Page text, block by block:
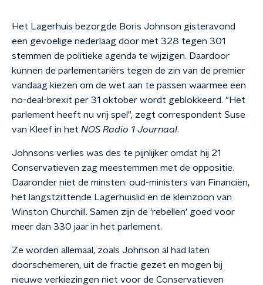
Het Lagerhuis bezorgde Boris Johnson gisteravond
een gevoelige nederlaag door met 328 tegen 301
stemmen de politieke agenda te wijzigen. Daardoor
kunnen de parlementariërs tegen de zin van de premier
vandaag kiezen om de wet aan te passen waarmee een
no-deal-brexit per 31 oktober wordt geblokkeerd. "Het
parlement heeft nu vrij spel", zegt correspondent Suse
van Kleef in het NOS Radio 1 Journaal.
Johnsons verlies was des te pijnlijker omdat hij 21
Conservatieven zag meestemmen met de oppositie.
Daaronder niet de minsten: oud-ministers van Financiën,
het langstzittende Lagerhuislid en de kleinzoon van
Winston Churchill. Samen zijn de 'rebellen' goed voor
meer dan 330 jaar in het parlement.
Ze worden allemaal, zoals Johnson al had laten
doorschemeren, uit de fractie gezet en mogen bij
nieuwe verkiezingen niet voor de Conservatieven